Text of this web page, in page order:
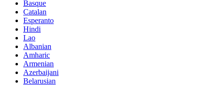
Basque
Catalan
Esperanto
Hindi
Lao
Albanian
Amharic
Armenian
Azerbaijani
Belarusian